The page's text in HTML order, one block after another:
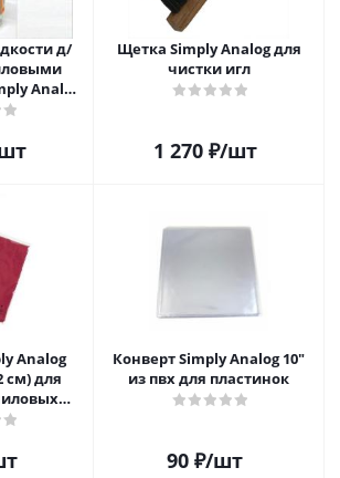
д/
Analog
Щетка Simply Analog для
чистки игл
1 270₽/шт
Analog
см) для
Конверт Simply Analog 10"
из пвх для пластинок
90 ₽/шт